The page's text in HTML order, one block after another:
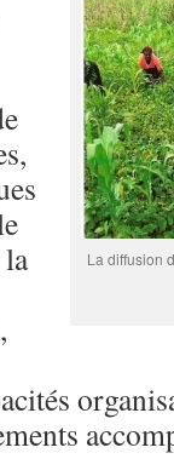
La diffusion